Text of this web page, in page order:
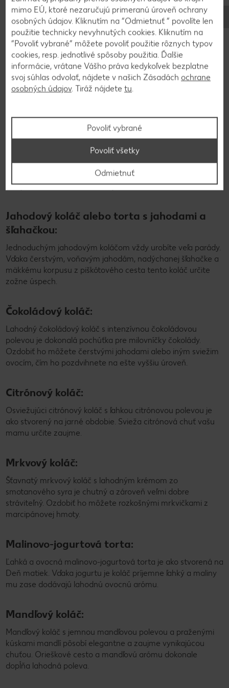
Výrobky sú v ponuke do vypredania zásob. Predaj len v obvyklom
množstve. Zobrazenia sú len ilustračné. Za chyby neručíme.
Koláče a torty
Inšpirácia na koláč na Deň
Pri príležitosti Dňa matiek nesmie chýbať jedno: vynikajúci
koláč alebo lahodná torta. Ak stále premýšľate, aký typ
koláča alebo torty bude najlepšie upiecť, prinášame vám
niekoľko inšpirujúcich nápadov na koláč ku Dňu matiek,
ktorý vašu mamičku určite chytí za srdce.
Jahodový koláč alebo torta s jahodami a
šľahačkou:
Jednoduchým jahodovým koláčom vždy urobíte veľa parády.
Vďaka čerstvým, voňavým jahodám, nadýchanej šľahačke a
mäkkému korpusu z piškótového cesta tento koláč určite
zožne úspech.
Čokoládový koláč:
Lahodný čokoládový koláč s intenzívnou čokoládovou
polevou je dokonalá pochúťka pre milovníčky čokolády.
Ozdobiť ho môžete čerstvými jahodami alebo iným sviežim
ovocím, čím ho pozdvihnete na ešte vyššiu úroveň.
Citrónový koláč:
Osviežujúci citrónový koláč s ľahkou citrónovou polevou je
ako stvorený na jarné obdobie. Svieža citrónová chuť vašu
mamu určite zaujme.
Mrkvový koláč:
Šťavnatý mrkvový koláč s lahodným krémom zo
smotanového syra je chutný a zároveň veľmi dobre
stráviteľný. Ozdobiť ho môžete rozkošnými mrkvičkami z
marcipánovej hmoty.
Malinovo-jogurtová torta:
Ľahká a ovocná malinovo-jogurtová torta je ako stvorená na
Deň matiek. Vďaka jogurtu je koláč príjemne ľahký a maliny
mu zase dodávajú lahodnú ovocnú arómu.
Mandľový koláč:
Mandľový koláč s jemnou mandľovou polevou a praženými
kúskami mandlí pôsobí elegantne a zaujme vynikajúcou
chuťou. Orieškové cesto a mandľovú arómu dokonale
dopĺňa lahodná poleva.
mimo EÚ, ktoré nezaručujú primeranú úroveň ochrany
osobných údajov. Kliknutím na “Odmietnuť ” povolíte len
použitie technicky nevyhnutých cookies. Kliknutím na
“Povoliť vybrané” môžete povoliť použitie rôznych typov
cookies, resp. jednotlivé spôsoby použitia. Ďalšie
informácie, vrátane Vášho práva kedykoľvek bezplatne
svoj súhlas odvolať, nájdete v našich Zásadách ochrane
osobných údajov. Tiráž nájdete tu.
Povoliť vybrané
Odmietnuť
Povoliť všetky